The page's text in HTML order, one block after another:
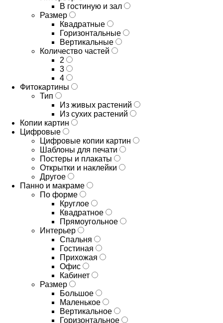
В гостиную и зал
Размер
Квадратные
Горизонтальные
Вертикальные
Количество частей
2
3
4
Фитокартины
Тип
Из живых растений
Из сухих растений
Копии картин
Цифровые
Цифровые копии картин
Шаблоны для печати
Постеры и плакаты
Открытки и наклейки
Другое
Панно и макраме
По форме
Круглое
Квадратное
Прямоугольное
Интерьер
Спальня
Гостиная
Прихожая
Офис
Кабинет
Размер
Большое
Маленькое
Вертикальное
Горизонтальное